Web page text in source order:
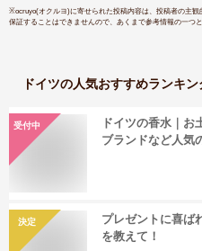
※ocruyo(オクルヨ)に寄せられた投稿内容は、投稿者の主
保証することはできませんので、あくまで参考情報の一つ
ドイツの人気おすすめランキン
受付中
ドイツの香水｜お
ブランドなど人気
決定
プレゼントに喜ば
を教えて！